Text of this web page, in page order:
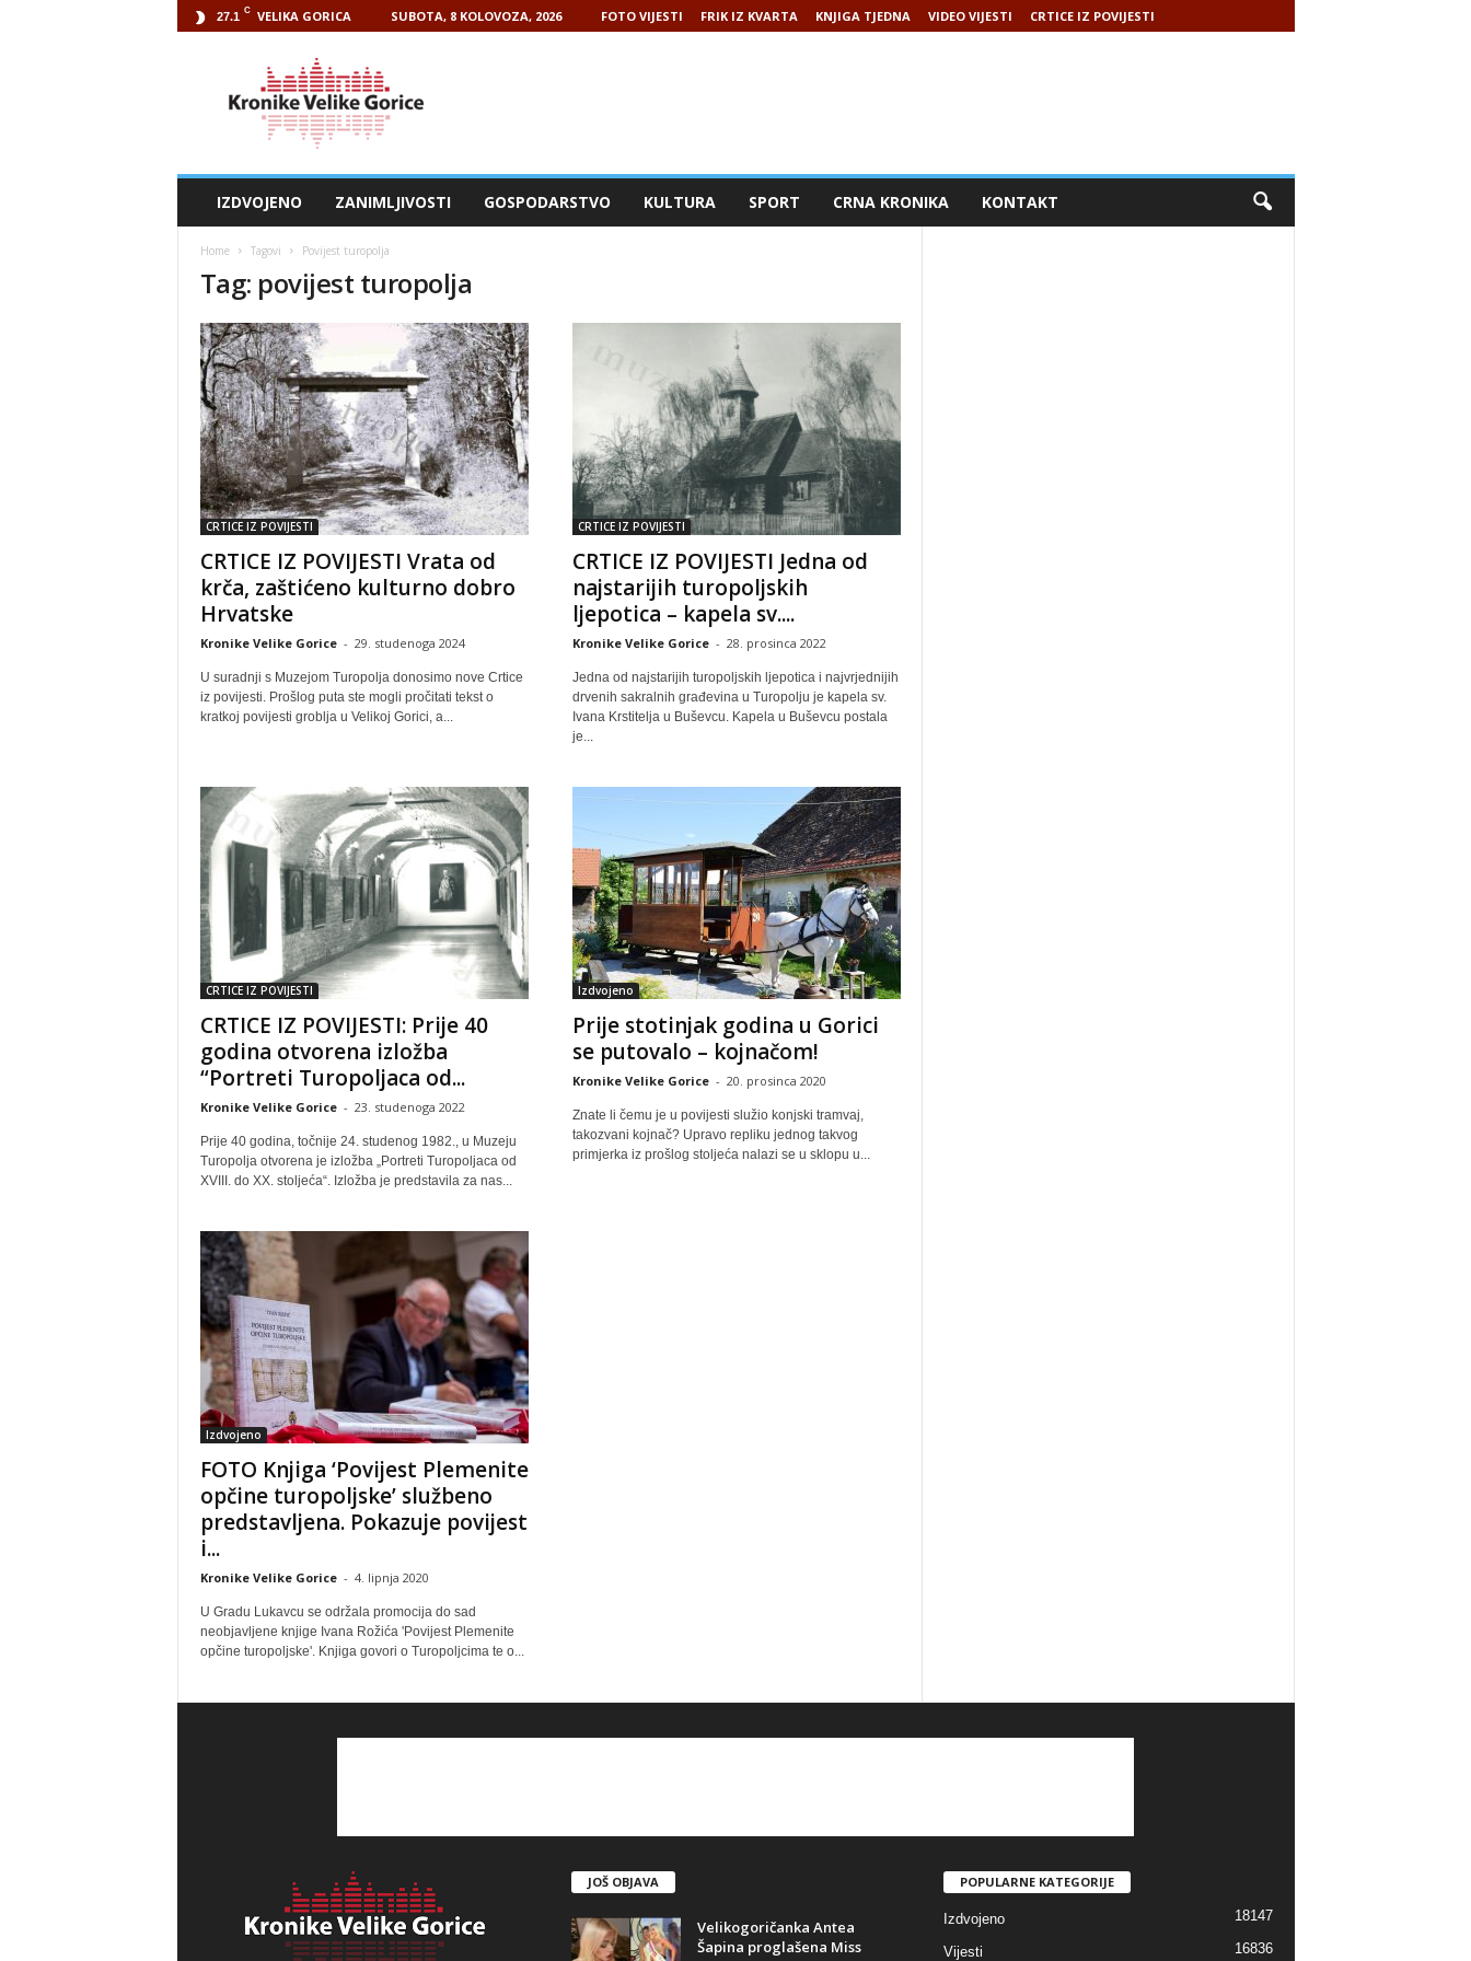
27.1 C VELIKA GORICA SUBOTA, 8 KOLOVOZA, 2026 FOTO VIJESTI FRIK IZ KVARTA KNJIGA TJEDNA VIDEO VIJESTI CRTICE IZ POVIJESTI
IZDVOJENO ZANIMLJIVOSTI GOSPODARSTVO KULTURA SPORT CRNA KRONIKA KONTAKT
Home Tagovi Povijest turopolja
Tag: povijest turopolja
CRTICE IZ POVIJESTI
CRTICE IZ POVIJESTI Vrata od
krča, zaštićeno kulturno dobro
Hrvatske
Kronike Velike Gorice - 29. studenoga 2024
U suradnji s Muzejom Turopolja donosimo nove Crtice
iz povijesti. Prošlog puta ste mogli pročitati tekst o
kratkoj povijesti groblja u Velikoj Gorici, a...
CRTICE IZ POVIJESTI
CRTICE IZ POVIJESTI Jedna od
najstarijih turopoljskih
ljepotica – kapela sv....
Kronike Velike Gorice - 28. prosinca 2022
Jedna od najstarijih turopoljskih ljepotica i najvrjednijih
drvenih sakralnih građevina u Turopolju je kapela sv.
Ivana Krstitelja u Buševcu. Kapela u Buševcu postala
je...
CRTICE IZ POVIJESTI
CRTICE IZ POVIJESTI: Prije 40
godina otvorena izložba
“Portreti Turopoljaca od...
Kronike Velike Gorice - 23. studenoga 2022
Prije 40 godina, točnije 24. studenog 1982., u Muzeju
Turopolja otvorena je izložba „Portreti Turopoljaca od
XVIII. do XX. stoljeća“. Izložba je predstavila za nas...
Izdvojeno
Prije stotinjak godina u Gorici
se putovalo – kojnačom!
Kronike Velike Gorice - 20. prosinca 2020
Znate li čemu je u povijesti služio konjski tramvaj,
takozvani kojnač? Upravo repliku jednog takvog
primjerka iz prošlog stoljeća nalazi se u sklopu u...
Izdvojeno
FOTO Knjiga ‘Povijest Plemenite
opčine turopoljske’ službeno
predstavljena. Pokazuje povijest
i...
Kronike Velike Gorice - 4. lipnja 2020
U Gradu Lukavcu se održala promocija do sad
neobjavljene knjige Ivana Rožića 'Povijest Plemenite
opčine turopoljske'. Knjiga govori o Turopoljcima te o...
JOŠ OBJAVA
Velikogoričanka Antea
Šapina proglašena Miss
POPULARNE KATEGORIJE
Izdvojeno 18147
Vijesti 16836